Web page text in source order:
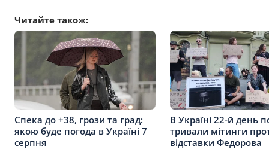
Читайте також:
Спека до +38, грози та град:
якою буде погода в Україні 7
серпня
В Україні 22-й день
тривали мітинги
відставки Федорова